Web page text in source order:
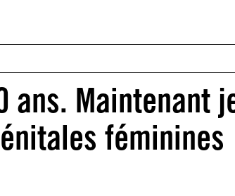
ans. Maintenant
féminines